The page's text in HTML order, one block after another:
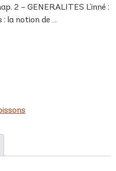
2 – GENERALITES L’inné :
: la notion de …